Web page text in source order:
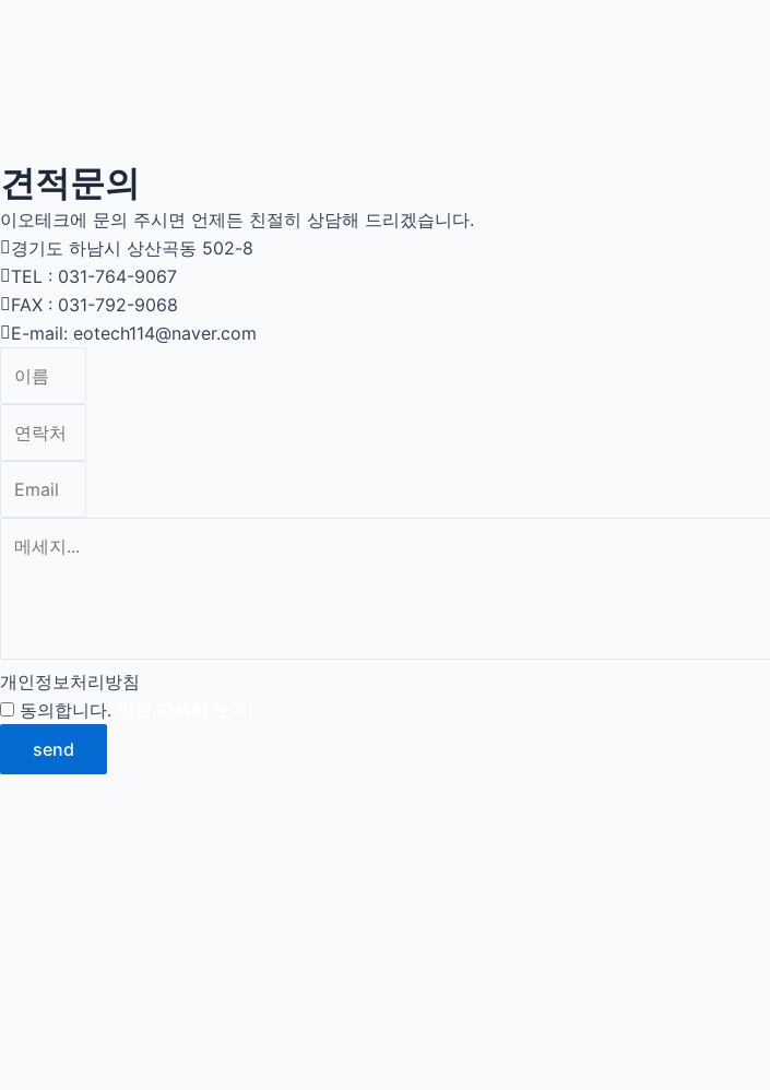
견적문의
이오테크에 문의 주시면 언제든 친절히 상담해 드리겠습니다.
경기도 하남시 상산곡동 502-8
TEL : 031-764-9067
FAX : 031-792-9068
E-mail: eotech114@naver.com
개인정보처리방침
동의합니다.
send